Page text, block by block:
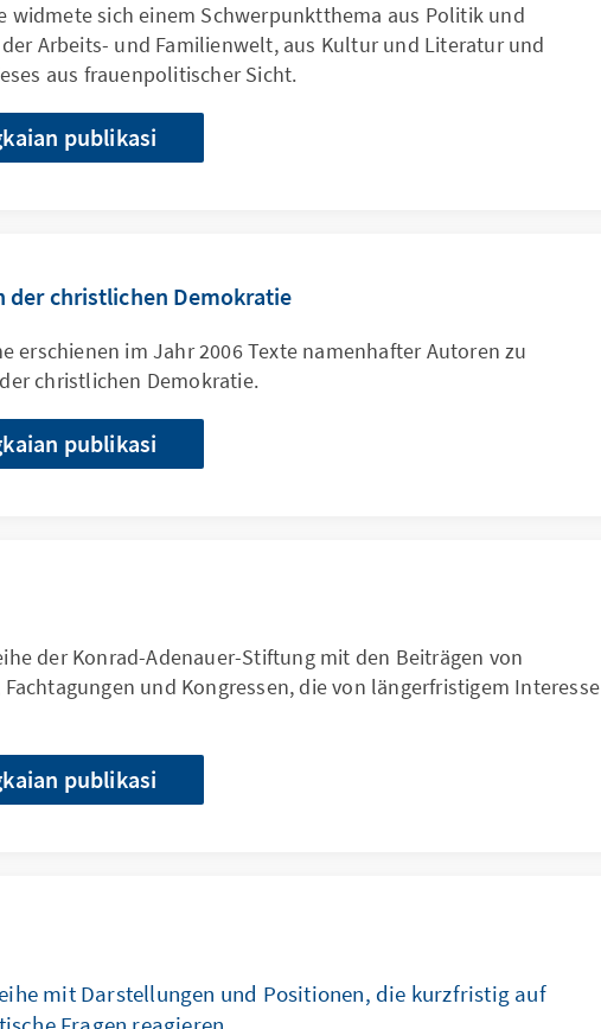
widmete sich einem Schwerpunktthema aus Politik und
Arbeits- und Familienwelt, aus Kultur und Literatur und
aus frauenpolitischer Sicht.
publikasi
der christlichen Demokratie
erschienen im Jahr 2006 Texte namenhafter Autoren zu
christlichen Demokratie.
publikasi
der Konrad-Adenauer-Stiftung mit den Beiträgen von
Fachtagungen und Kongressen, die von längerfristigem Interesse
publikasi
mit Darstellungen und Positionen, die kurzfristig auf